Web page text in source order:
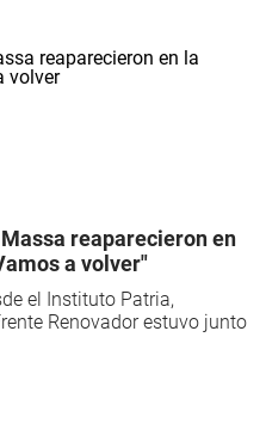
reaparecieron en
a volver"
el Instituto Patria,
Renovador estuvo junto